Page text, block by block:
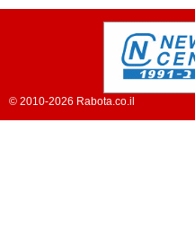
© 2010-2026 Rabota.co.il